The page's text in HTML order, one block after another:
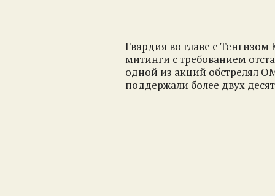
Гвардия во главе с
митинги с требованием
одной из акций обстрелял
поддержали более двух